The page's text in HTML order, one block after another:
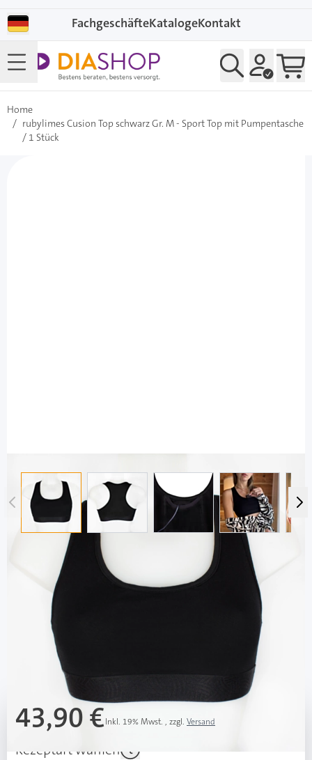
FachgeschäfteKatalogeKontakt
Home
/ rubylimes Cusion Top schwarz Gr. M - Sport Top mit Pumpentasche
/ 1 Stück
View larger imageView larger imageView larger image
View
rubylimes Cusion Top schwarz Gr. M -
Sport Top mit Pumpentasche / 1 Stück
Diashop.de Kat.-Nr.
Lieferzeit 3-7 Werktage
Mehr über das Produkt
43,90 €Inkl. 19% Mwst. , zzgl. Versand
Rezeptart wählen